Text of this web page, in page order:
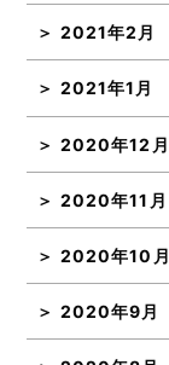
2021年2月
2021年1月
2020年12月
2020年11月
2020年10月
2020年9月